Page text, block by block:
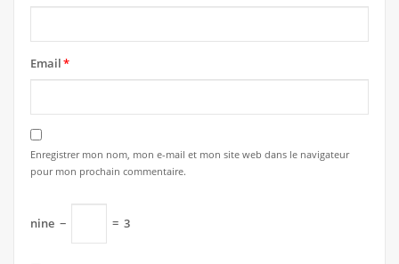
Email*
Enregistrer mon nom, mon e-mail et mon site web dans le navigateur
pour mon prochain commentaire.
nine − = 3